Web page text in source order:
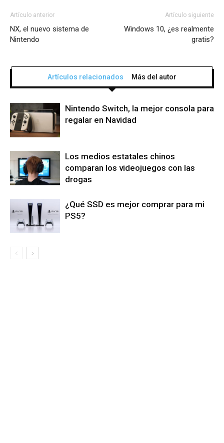
Artículo anterior
NX, el nuevo sistema de
Nintendo
Artículo siguiente
Windows 10, ¿es realmente
gratis?
Artículos relacionados Más del autor
Nintendo Switch, la mejor consola para
regalar en Navidad
Los medios estatales chinos
comparan los videojuegos con las
drogas
¿Qué SSD es mejor comprar para mi
PS5?